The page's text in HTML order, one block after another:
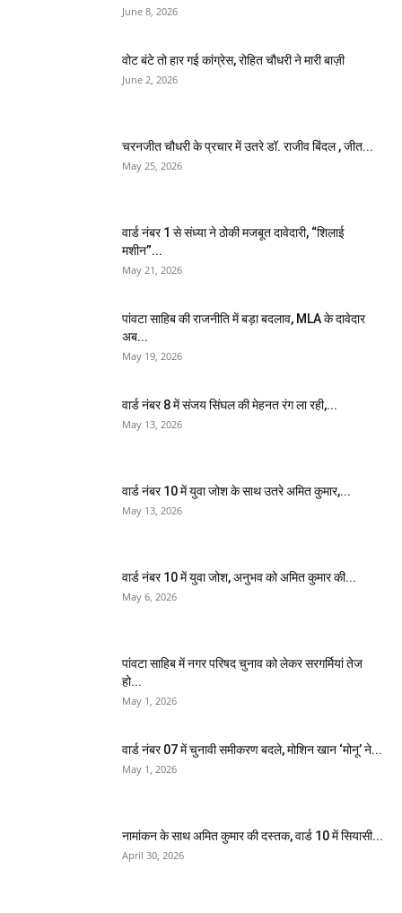
June 8, 2026
वोट बंटे तो हार गई कांग्रेस, रोहित चौधरी ने मारी बाज़ी
June 2, 2026
चरनजीत चौधरी के प्रचार में उतरे डॉ. राजीव बिंदल , जीत...
May 25, 2026
वार्ड नंबर 1 से संध्या ने ठोकी मजबूत दावेदारी, “शिलाई
मशीन”...
May 21, 2026
पांवटा साहिब की राजनीति में बड़ा बदलाव, MLA के दावेदार
अब...
May 19, 2026
वार्ड नंबर 8 में संजय सिंघल की मेहनत रंग ला रही,...
May 13, 2026
वार्ड नंबर 10 में युवा जोश के साथ उतरे अमित कुमार,...
May 13, 2026
वार्ड नंबर 10 में युवा जोश, अनुभव को अमित कुमार की...
May 6, 2026
पांवटा साहिब में नगर परिषद चुनाव को लेकर सरगर्मियां तेज
हो...
May 1, 2026
वार्ड नंबर 07 में चुनावी समीकरण बदले, मोशिन खान ‘मोनू’ ने...
May 1, 2026
नामांकन के साथ अमित कुमार की दस्तक, वार्ड 10 में सियासी...
April 30, 2026